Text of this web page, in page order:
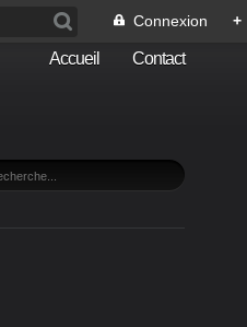
Connexion +
Accueil Contact